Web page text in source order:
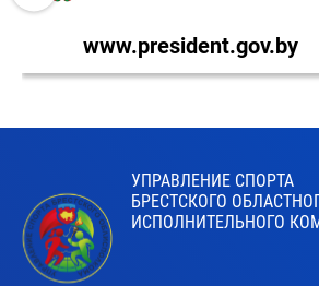
www.president.gov.by
УПРАВЛЕНИЕ СПОРТА
БРЕСТСКОГО
ИСПОЛНИТЕЛЬНОГО